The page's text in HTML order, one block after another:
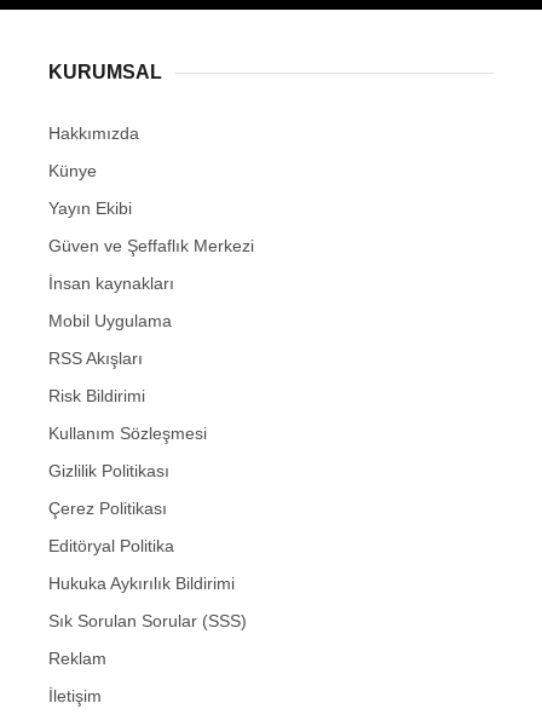
KURUMSAL
Hakkımızda
Künye
Yayın Ekibi
Güven ve Şeffaflık Merkezi
İnsan kaynakları
Mobil Uygulama
RSS Akışları
Risk Bildirimi
Kullanım Sözleşmesi
Gizlilik Politikası
Çerez Politikası
Editöryal Politika
Hukuka Aykırılık Bildirimi
Sık Sorulan Sorular (SSS)
Reklam
İletişim